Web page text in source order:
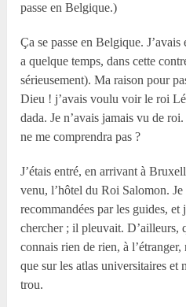
passe en Belgique.)
Ça se passe en Belgique.
a quelque temps, dans cette
sérieusement). Ma raison pour
Dieu ! j’avais voulu voir le roi
dada. Je n’avais jamais vu de
ne me comprendra pas ?
J’étais entré, en arrivant à
venu, l’hôtel du Roi Salomon.
recommandées par les guides, et
chercher ; il pleuvait. D’ailleurs,
connais rien de rien, à
que sur les atlas universitaires et
trou.